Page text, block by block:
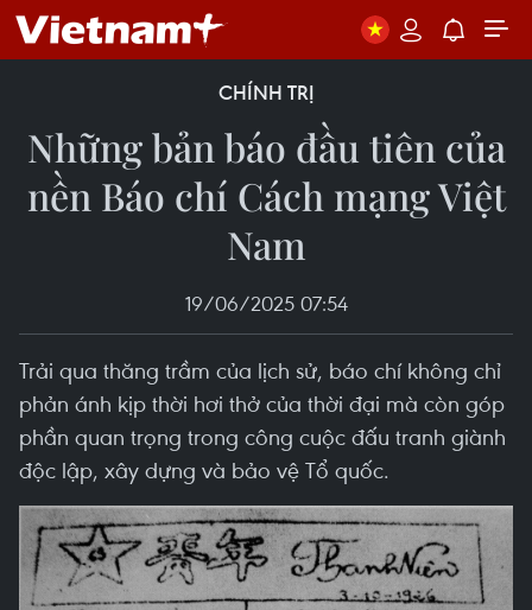
CHÍNH TRỊ
Những bản báo đầu tiên của
nền Báo chí Cách mạng Việt
Nam
19/06/2025 07:54
Trải qua thăng trầm của lịch sử, báo chí không chỉ
phản ánh kịp thời hơi thở của thời đại mà còn góp
phần quan trọng trong công cuộc đấu tranh giành
độc lập, xây dựng và bảo vệ Tổ quốc.